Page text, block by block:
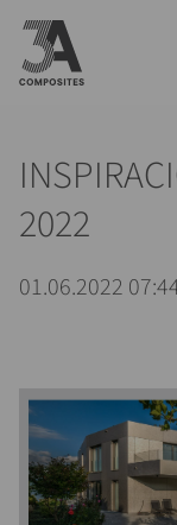
el
término
de
2022
01.06.2022